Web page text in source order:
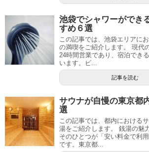
池袋でシャワーができ
すめ６選
この記事では、池袋エリアに
の満喫をご紹介します。 現代
24時間営業であり、宿泊でき
います。ビ...
記事を読む
サウナが自慢の東京都
選
この記事では、都内における
湯をご紹介します。 銭湯の魅
そのひとつが「安い料金で利用
です。東京都...